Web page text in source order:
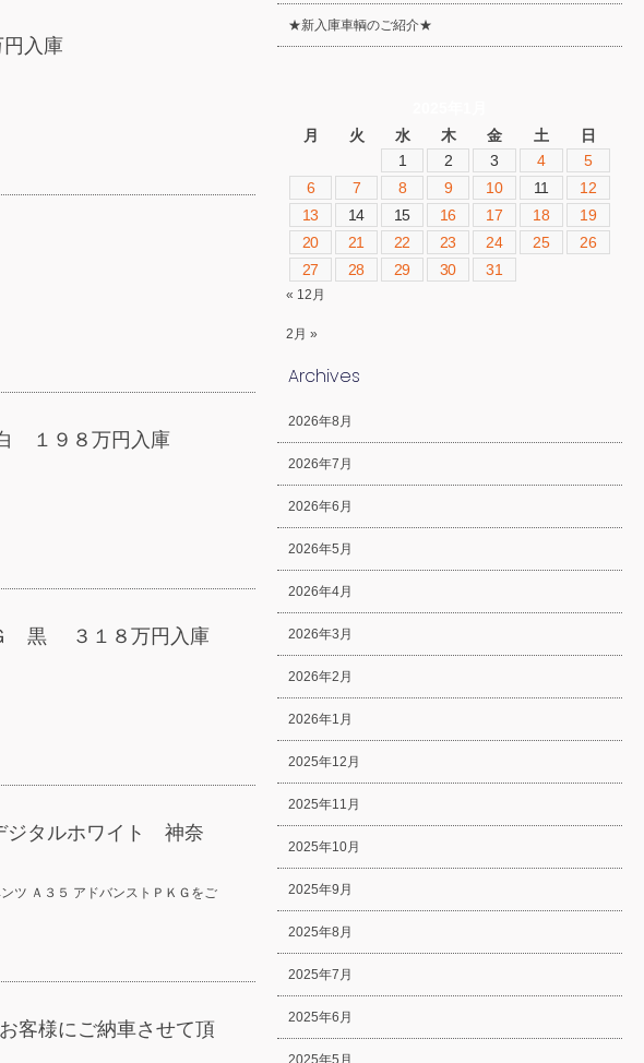
入庫
１９８万円入庫
Ｇ 黒 ３１８万円入庫
ジタルホワイト 神奈
ツ Ａ３５ アドバンストＰＫＧをご
客様にご納車させて頂
★新入庫車輌のご紹介★
月
火 水 木 金 土
日
1
2 3 4
5
6
7 8 9 10 11
12
13
14 15 16 17 18
19
20
21 22 23 24 25
26
27
28 29 30 31
« 12月
2月 »
Archives
2026年8月
2026年7月
2026年6月
2026年5月
2026年4月
2026年3月
2026年2月
2026年1月
2025年12月
2025年11月
2025年10月
2025年9月
2025年8月
2025年7月
2025年6月
2025年5月